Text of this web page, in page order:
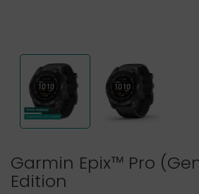
Garmin Epix™ Pro
Edition